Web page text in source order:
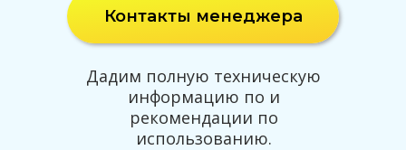
Дадим полную техническую
информацию по и
рекомендации по
использованию.
Контакты менеджера